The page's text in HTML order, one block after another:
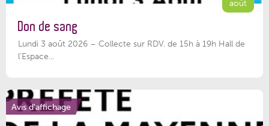
août
Don de sang
Lundi 3 août 2026 – Collecte sur RDV. de 15h à 19h Hall de
l'Espace...
Avis d'affichage